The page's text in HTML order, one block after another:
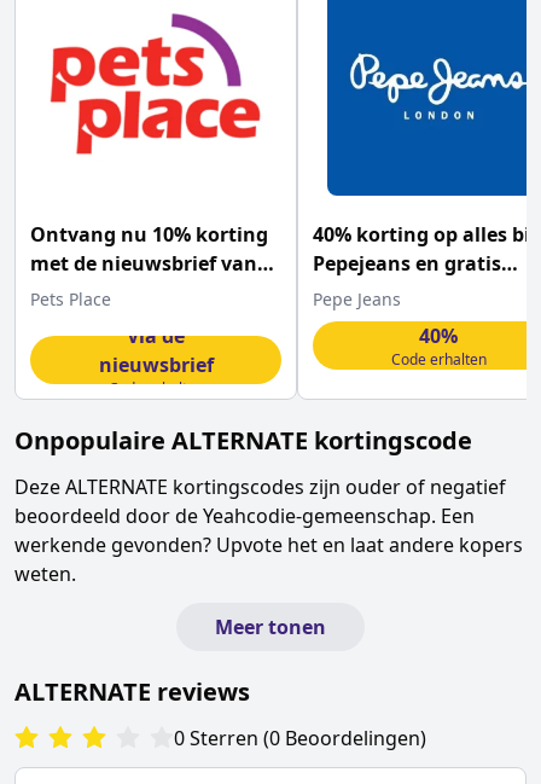
Ontvang nu 10% korting
met de nieuwsbrief van
Petsplace
Pets Place
Via de
nieuwsbrief
Code erhalten
40% korting op alles bij
Pepejeans en gratis
verzending
Pepe Jeans
40%
Code erhalten
Onpopulaire ALTERNATE kortingscode
DezeALTERNATE kortingscodes zijn ouder of negatief
beoordeeld door de Yeahcodie-gemeenschap. Een
werkende gevonden? Upvote het en laat andere kopers
weten.
Meer tonen
ALTERNATE reviews
0Sterren (0 Beoordelingen)